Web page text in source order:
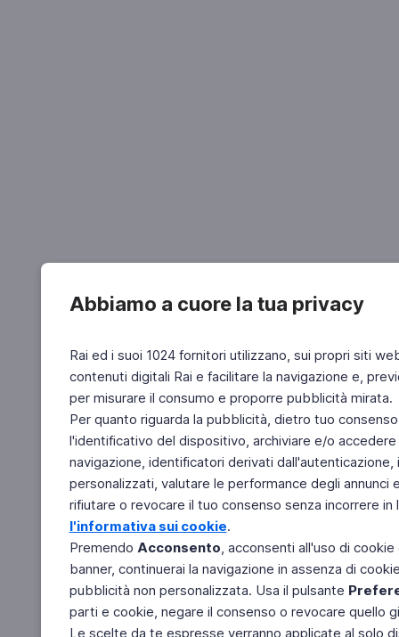
Abbiamo a cuore la tua privacy
Rai ed i suoi 1024 fornitori utilizzano, sui propri siti
contenuti digitali Rai e facilitare la navigazione e,
per misurare il consumo e proporre pubblicità mirata.
Per quanto riguarda la pubblicità, dietro tuo
l'identificativo del dispositivo, archiviare e/o
navigazione, identificatori derivati
personalizzati, valutare le performance degli
rifiutare o revocare il tuo consenso senza incorrere
l'informativa sui cookie.
Premendo Acconsento, acconsenti all'uso di
banner, continuerai la navigazione in assenza di
pubblicità non personalizzata. Usa il pulsante
parti e cookie, negare il consenso o revocare quello
Le scelte da te espresse verranno applicate al solo